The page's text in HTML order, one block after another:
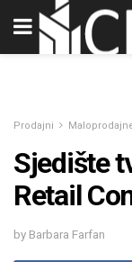
Prodajni
Sjedište
Retail
by Barbara Farfan